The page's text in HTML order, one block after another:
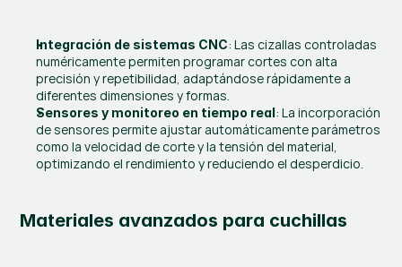
Integración de sistemas CNC: Las cizallas controladas
numéricamente permiten programar cortes con alta
precisión y repetibilidad, adaptándose rápidamente a
diferentes dimensiones y formas.
Sensores y monitoreo en tiempo real: La incorporación
de sensores permite ajustar automáticamente parámetros
como la velocidad de corte y la tensión del material,
optimizando el rendimiento y reduciendo el desperdicio.
Materiales avanzados para cuchillas